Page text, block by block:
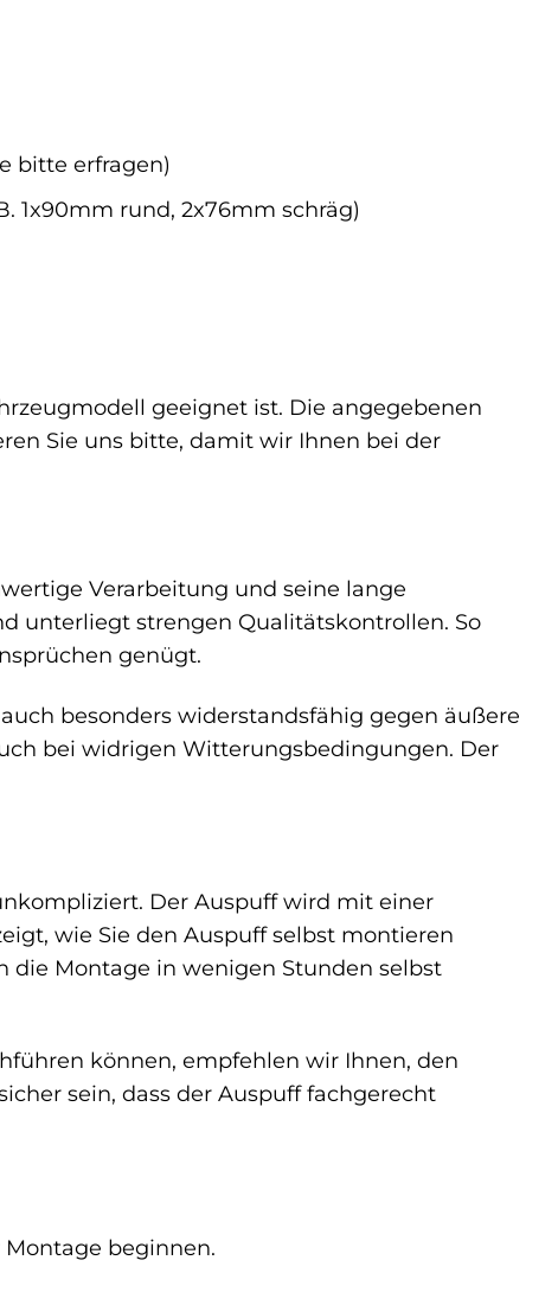
bitte erfragen)
1x90mm rund, 2x76mm schräg)
geeignet ist. Die angegebenen
Sie uns bitte, damit wir Ihnen bei der
Verarbeitung und seine lange
unterliegt strengen Qualitätskontrollen. So
genügt.
besonders widerstandsfähig gegen äußere
bei widrigen Witterungsbedingungen. Der
Der Auspuff wird mit einer
wie Sie den Auspuff selbst montieren
die Montage in wenigen Stunden selbst
können, empfehlen wir Ihnen, den
sein, dass der Auspuff fachgerecht
beginnen.